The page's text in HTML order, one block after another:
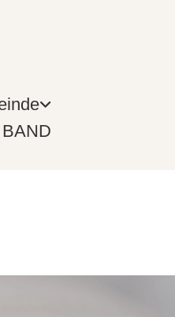
BAND